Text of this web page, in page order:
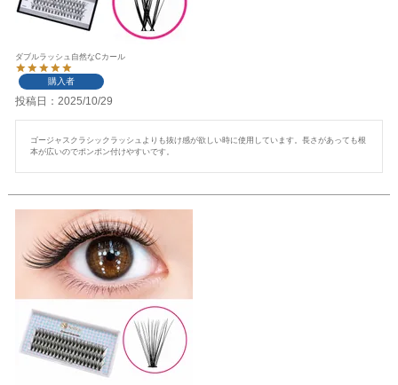
ダブルラッシュ自然なCカール
購入者
投稿日 2025/10/29
ゴージャスクラシックラッシュよりも抜け感が欲しい時に使用しています。長さがあっても根
本が広いのでポンポン付けやすいです。